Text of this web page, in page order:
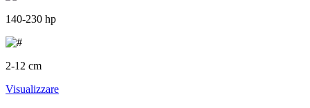
140-230 hp
2-12 cm
Visualizzare